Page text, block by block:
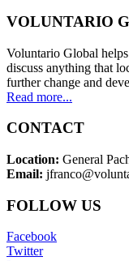
VOLUNTARIO
Voluntario Global
discuss anything that
further change and
Read more...
CONTACT
Location: General
Email:
FOLLOW US
Facebook
Twitter